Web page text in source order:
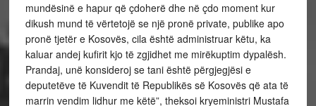
mundësinë e hapur që çdoherë dhe në çdo moment kur
dikush mund të vërtetojë se një pronë private, publike apo
pronë tjetër e Kosovës, cila është administruar këtu, ka
kaluar andej kufirit kjo të zgjidhet me mirëkuptim dypalësh.
Prandaj, unë konsideroj se tani është përgjegjësi e
deputetëve të Kuvendit të Republikës së Kosovës që ata të
marrin vendim lidhur me këtë”, theksoi kryeministri Mustafa